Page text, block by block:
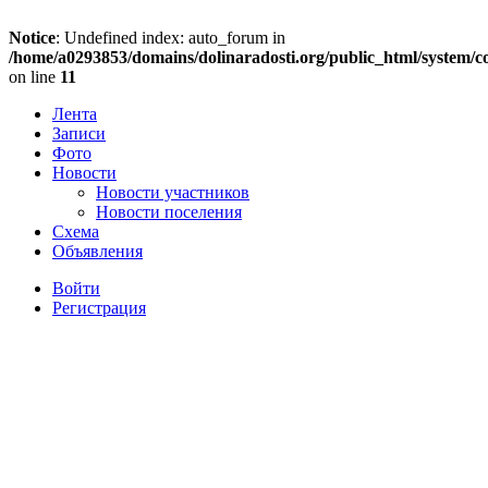
Notice: Undefined index: auto_forum in
/home/a0293853/domains/dolinaradosti.org/public_html/
on line 11
Лента
Записи
Фото
Новости
Новости участников
Новости поселения
Схема
Объявления
Войти
Регистрация